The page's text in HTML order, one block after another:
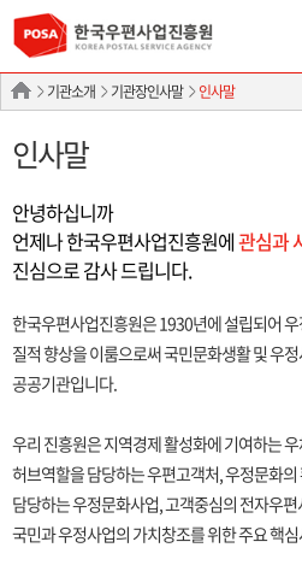
기관소개 기관장인사말 인사말
인사말
안녕하십니까
언제나 한국우편사업진흥원에관심과
진심으로 감사 드립니다.
한국우편사업진흥원은 1930년에 설립되어
질적 향상을 이룸으로써 국민문화생활 및 우
공공기관입니다.
우리 진흥원은 지역경제 활성화에 기여하는
허브역할을 담당하는 우편고객처, 우정문화
담당하는 우정문화사업, 고객중심의 전자우
국민과 우정사업의 가치창조를 위한 주요 핵